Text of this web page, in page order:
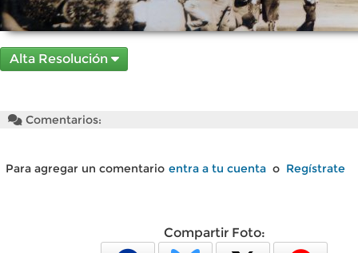
Alta Resolución
Comentarios:
Para agregar un comentario entra a tu cuenta o Regístrate
Compartir Foto: